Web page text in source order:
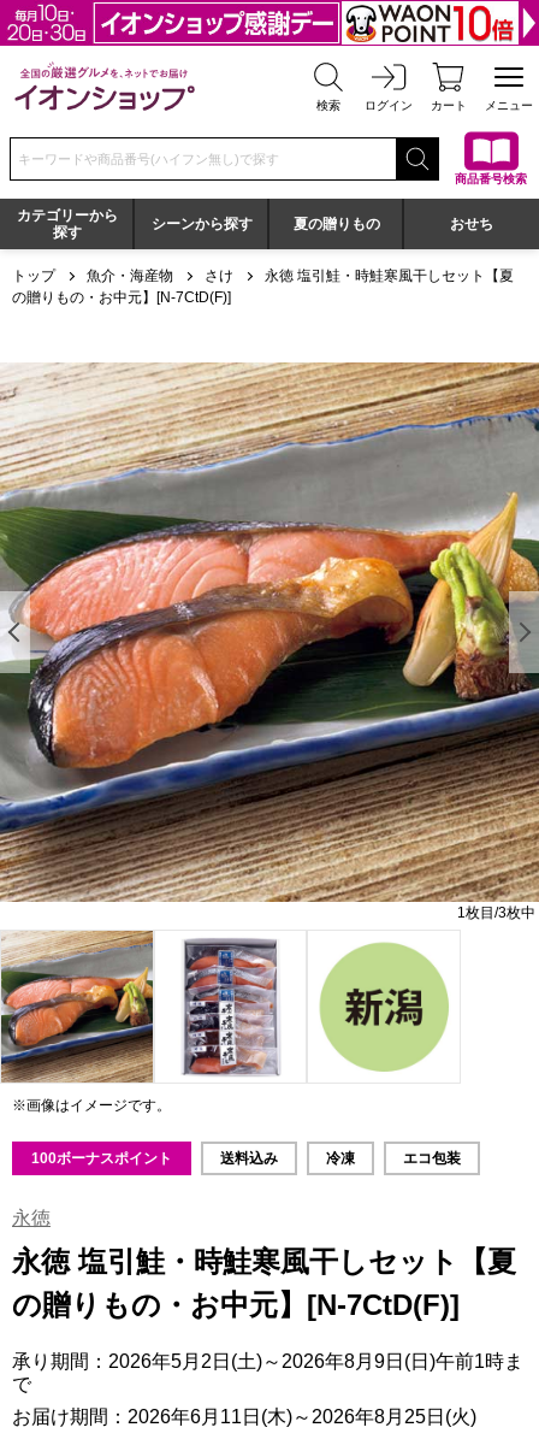
全国の厳選グルメを、ネットでお届け イオンショップ
検索 ログイン カート メニュー
検索キーワードまたは商品番号を入力してください
商品番号検索
カテゴリーから
探す
シーンから探す 夏の贈りもの おせち
トップ 魚介・海産物 さけ
永徳 塩引鮭・時鮭寒風干しセット【夏
の贈りもの・お中元】[N-7CtD(F)]
前の画像を表示する
1枚目/3枚中
※画像はイメージです。
100ボーナスポイント 送料込み 冷凍 エコ包装
永徳
永徳 塩引鮭・時鮭寒風干しセット【夏
の贈りもの・お中元】[N-7CtD(F)]
承り期間：2026年5月2日(土)～2026年8月9日(日)午前1時ま
で
お届け期間：2026年6月11日(木)～2026年8月25日(火)